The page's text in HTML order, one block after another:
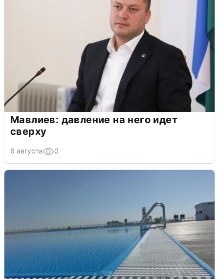
Мавлиев: давление на него идет
сверху
6 августа 0